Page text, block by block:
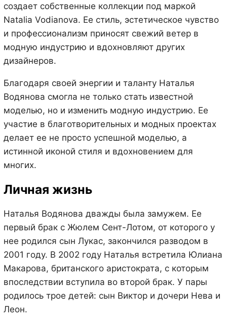
создает собственные коллекции под маркой
Natalia Vodianova. Ее стиль, эстетическое чувство
и профессионализм приносят свежий ветер в
модную индустрию и вдохновляют других
дизайнеров.
Благодаря своей энергии и таланту Наталья
Водянова смогла не только стать известной
моделью, но и изменить модную индустрию. Ее
участие в благотворительных и модных проектах
делает ее не просто успешной моделью, а
истинной иконой стиля и вдохновением для
многих.
Личная жизнь
Наталья Водянова дважды была замужем. Ее
первый брак с Жюлем Сент-Лотом, от которого у
нее родился сын Лукас, закончился разводом в
2001 году. В 2002 году Наталья встретила Юлиана
Макарова, британского аристократа, с которым
впоследствии вступила во второй брак. У пары
родилось трое детей: сын Виктор и дочери Нева и
Леон.